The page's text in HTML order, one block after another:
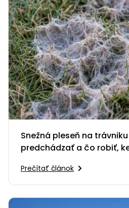
Snežná pleseň na
predchádzať a čo robiť,
Prečítať článok